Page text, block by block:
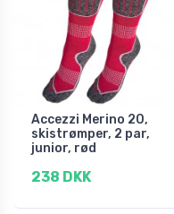
Accezzi Merino 20,
skistrømper, 2 par,
junior, rød
238 DKK